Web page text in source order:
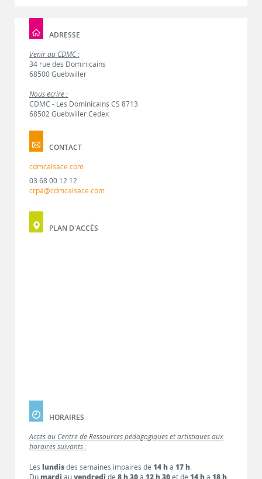
ADRESSE
Venir au CDMC :
34 rue des Dominicains
68500 Guebwiller
Nous écrire :
CDMC - Les Dominicains CS 8713
68502 Guebwiller Cedex
CONTACT
cdmcalsace.com
03 68 00 12 12
crpa@cdmcalsace.com
PLAN D'ACCÈS
HORAIRES
Accès au Centre de Ressources pédagogiques et artistiques aux
horaires suivants :
Les lundisdes semaines impaires de 14 hà 17 h.
Dumardi auvendredi de 8 h 30à 12 h 30et de 14 hà 18 h